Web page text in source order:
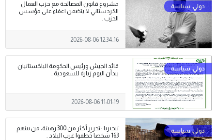
مشروع قانون المصالحة مع حزب العمال
الكردستاني لا يتضمن اعفاء على مؤسس
الحزب .
2026-08-06 12:34:16
قائد الجيش ورئيس الحكومة الباكستانيان
يبدآن اليوم زيارة للسعودية .
2026-08-06 11:01:19
نيجيريا : تحرير أكثر من 300 رهينة، من بينهم
163 شخصا خُطفوا غرب البلاد .